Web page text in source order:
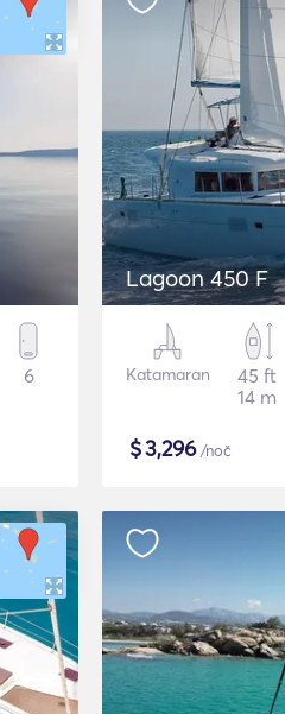
6
Lagoon 450 F
Katamaran
45 ft
14 m
$3,296/noč